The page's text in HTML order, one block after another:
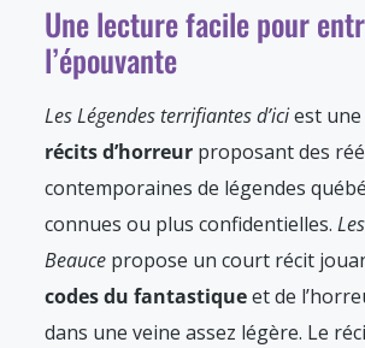
Une lecture facile pour
l’épouvante
Les Légendes terrifiantes d’iciest une
récits d’horreur proposant des
contemporaines de légendes
connues ou plus confidentielles.
Beauce propose un court récit
codes du fantastiqueet de
dans une veine assez légère. Le